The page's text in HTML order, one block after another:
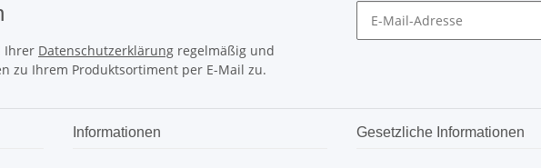
Ihrer Datenschutzerklärung regelmäßig und
zu Ihrem Produktsortiment per E-Mail zu.
Informationen Gesetzliche Informationen